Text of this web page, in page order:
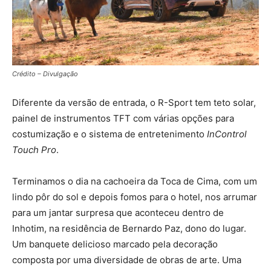
Crédito – Divulgação
Diferente da versão de entrada, o R-Sport tem teto solar,
painel de instrumentos TFT com várias opções para
costumização e o sistema de entretenimento InControl
Touch Pro.
Terminamos o dia na cachoeira da Toca de Cima, com um
lindo pôr do sol e depois fomos para o hotel, nos arrumar
para um jantar surpresa que aconteceu dentro de
Inhotim, na residência de Bernardo Paz, dono do lugar.
Um banquete delicioso marcado pela decoração
composta por uma diversidade de obras de arte. Uma